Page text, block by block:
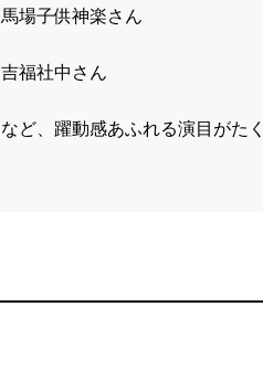
馬場子供神楽さん
吉福社中さん
など、躍動感あふれる演目がた